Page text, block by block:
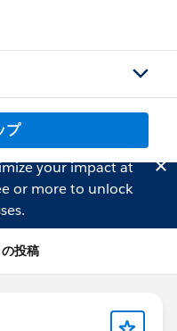
プ
your impact at
or more to unlock
投稿